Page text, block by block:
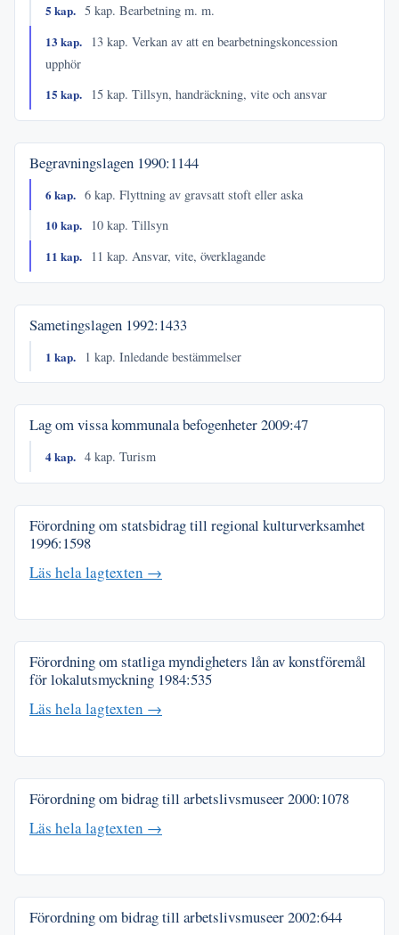
5 kap. 5 kap. Bearbetning m. m.
13 kap.
13 kap. Verkan av att en bearbetningskoncession
upphör
15 kap.
15 kap. Tillsyn, handräckning, vite och ansvar
Begravningslagen 1990:1144
6 kap. 6 kap. Flyttning av gravsatt stoft eller aska
10 kap.
10 kap. Tillsyn
11 kap.
11 kap. Ansvar, vite, överklagande
Sametingslagen 1992:1433
1 kap. 1 kap. Inledande bestämmelser
Lag om vissa kommunala befogenheter2009:47
4 kap. 4 kap. Turism
Förordning om statsbidrag till regional kulturverksamhet
1996:1598
Läs hela lagtexten →
Förordning om statliga myndigheters lån av konstföremål
för lokalutsmyckning 1984:535
Läs hela lagtexten →
Förordning om bidrag till arbetslivsmuseer2000:1078
Läs hela lagtexten →
Förordning om bidrag till arbetslivsmuseer2002:644